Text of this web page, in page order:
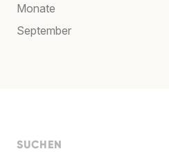
Monate
September
SUCHEN